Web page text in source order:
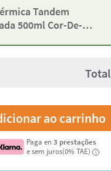
Tandem
500ml Cor-De-
Total
Paga en3 prestações
e sem juros(0% TAE)
i